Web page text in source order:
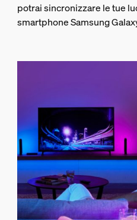
potrai sincronizzare le tue
smartphone Samsung